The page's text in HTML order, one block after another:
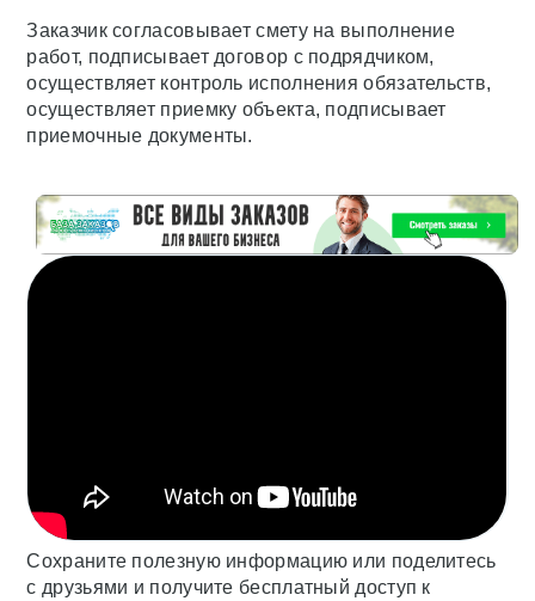
Заказчик согласовывает смету на выполнение
работ, подписывает договор с подрядчиком,
осуществляет контроль исполнения обязательств,
осуществляет приемку объекта, подписывает
приемочные документы.
Сохраните полезную информацию или поделитесь
с друзьями и получите бесплатный доступ к